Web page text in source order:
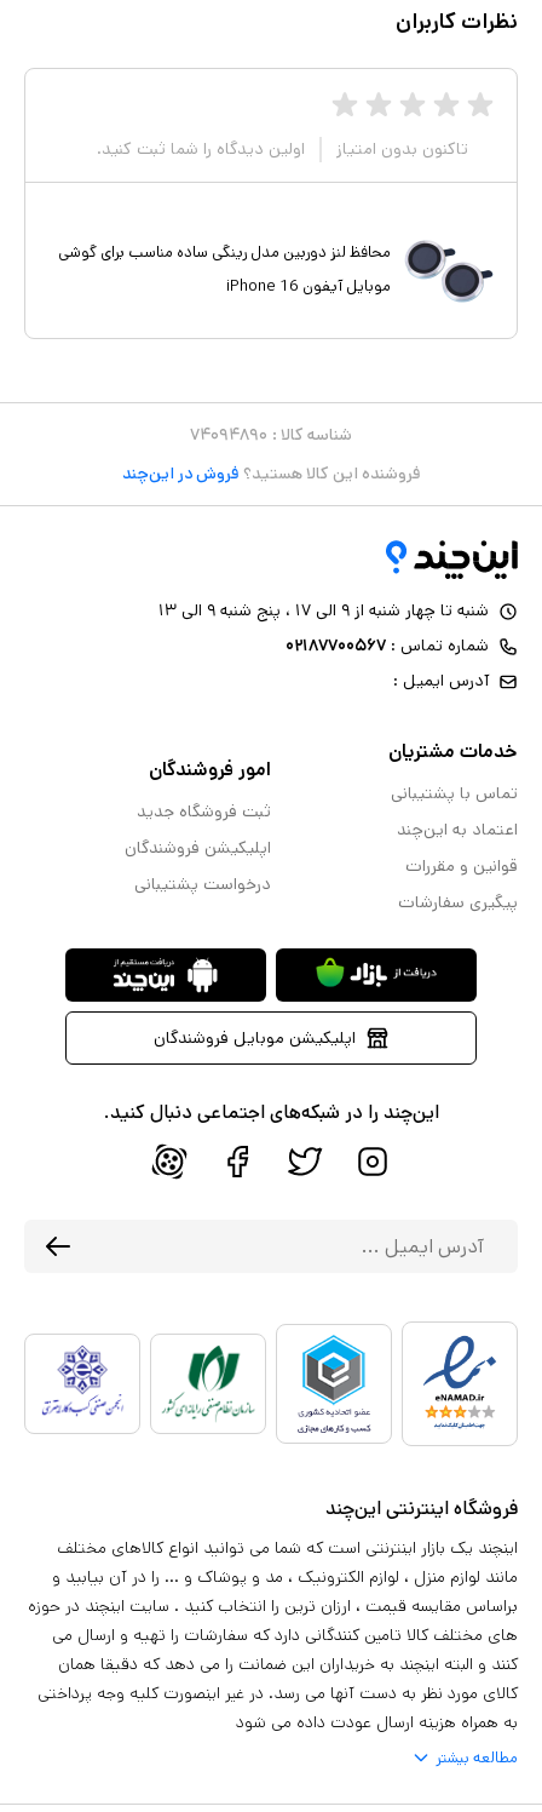
نظرات کاربران
تاکنون بدون امتیاز اولین دیدگاه را شما ثبت کنید.
محافظ لنز دوربین مدل رینگی ساده مناسب برای گوشی
موبایل آیفون iPhone 16
شناسه کالا : ۷۴۰۹۴۸۹۰
فروشنده این کالا هستید؟ فروش در این‌چند
شنبه تا چهار شنبه از ۹ الی ۱۷ ، پنج شنبه ۹ الی ۱۳
شماره تماس : ۰۲۱۸۷۷۰۰۵۶۷
آدرس ایمیل :
خدمات مشتریان
تماس با پشتیبانی
اعتماد به این‌چند
قوانین و مقررات
پیگیری سفارشات
امور فروشندگان
ثبت فروشگاه جدید
اپلیکیشن فروشندگان
درخواست پشتیبانی
اپلیکیشن موبایل فروشندگان
این‌چند را در شبکه‌های اجتماعی دنبال کنید.
فروشگاه اینترنتی این‌چند
اینچند یک بازار اینترنتی است که شما می توانید انواع کالاهای مختلف
مانند لوازم منزل ، لوازم الکترونیک ، مد و پوشاک و ... را در آن بیابید و
براساس مقایسه قیمت ، ارزان ترین را انتخاب کنید . سایت اینچند در حوزه
های مختلف کالا تامین کنندگانی دارد که سفارشات را تهیه و ارسال می
کنند و البته اینچند به خریداران این ضمانت را می دهد که دقیقا همان
کالای مورد نظر به دست آنها می رسد. در غیر اینصورت کلیه وجه پرداختی
به همراه هزینه ارسال عودت داده می شود
مطالعه بیشتر